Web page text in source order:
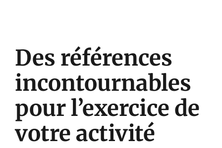
Des références
incontournables
pour l’exercice de
votre activité